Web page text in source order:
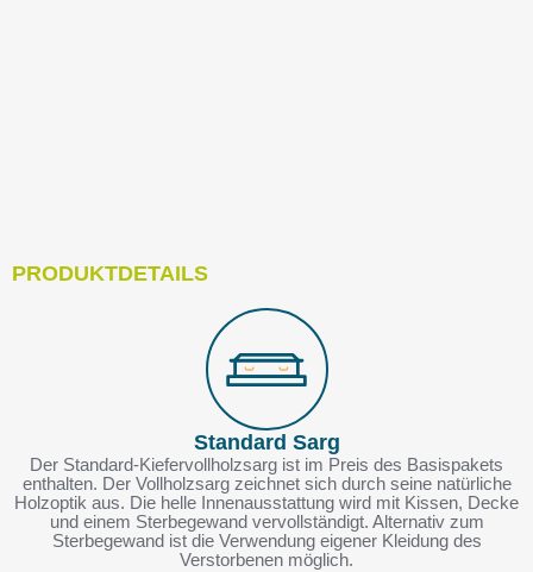
PRODUKTDETAILS
Standard Sarg
Der Standard-Kiefervollholzsarg ist im Preis des Basispakets
enthalten. Der Vollholzsarg zeichnet sich durch seine natürliche
Holzoptik aus. Die helle Innenausstattung wird mit Kissen, Decke
und einem Sterbegewand vervollständigt. Alternativ zum
Sterbegewand ist die Verwendung eigener Kleidung des
Verstorbenen möglich.